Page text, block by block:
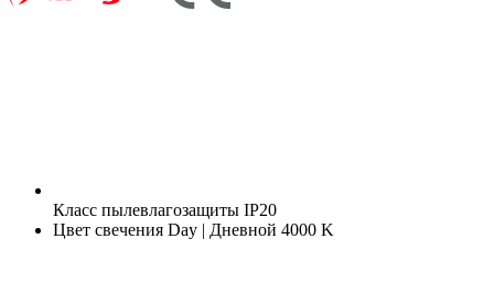
Класс пылевлагозащиты IP20
Цвет свечения Day | Дневной 4000 K